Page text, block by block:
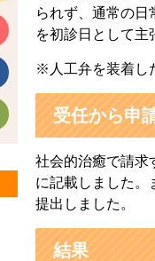
られず、通常の
を初診日として主
※人工弁を装着し
受任から申
社会的治癒で請求
に記載しました。
提出しました。
結果